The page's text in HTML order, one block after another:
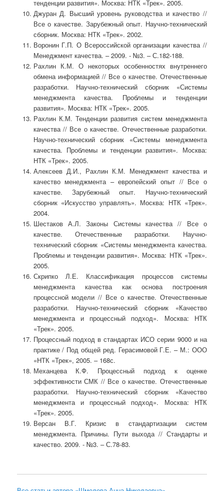
тенденции развития». Москва: НТК «Трек». 2005.
Джуран Д. Высший уровень руководства и качество //
Все о качестве. Зарубежный опыт. Научно-технический
сборник. Москва: НТК «Трек». 2002.
Воронин Г.П. О Всероссийской организации качества //
Менеджмент качества. – 2009. - №3. – С.182-188.
Рахлин К.М. О некоторых особенностях внутреннего
обмена информацией // Все о качестве. Отечественные
разработки. Научно-технический сборник «Системы
менеджмента качества. Проблемы и тенденции
развития». Москва: НТК «Трек». 2005.
Рахлин К.М. Тенденции развития систем менеджмента
качества // Все о качестве. Отечественные разработки.
Научно-технический сборник «Системы менеджмента
качества. Проблемы и тенденции развития». Москва:
НТК «Трек». 2005.
Алексеев Д.И., Рахлин К.М. Менеджмент качества и
качество менеджмента – европейский опыт // Все о
качестве. Зарубежный опыт. Научно-технический
сборник «Искусство управлять». Москва: НТК «Трек».
2004.
Шестаков А.Л. Законы Системы качества // Все о
качестве. Отечественные разработки. Научно-
технический сборник «Системы менеджмента качества.
Проблемы и тенденции развития». Москва: НТК «Трек».
2005.
Скрипко Л.Е. Классификация процессов системы
менеджмента качества как основа построения
процессной модели // Все о качестве. Отечественные
разработки. Научно-технический сборник «Качество
менеджмента и процессный подход». Москва: НТК
«Трек». 2005.
Процессный подход в стандартах ИСО серии 9000 и на
практике / Под общей ред. Герасимовой Г.Е. – М.: ООО
«НТК «Трек», 2005. – 168с.
Механцева К.Ф. Процессный подход к оценке
эффективности СМК // Все о качестве. Отечественные
разработки. Научно-технический сборник «Качество
менеджмента и процессный подход». Москва: НТК
«Трек». 2005.
Версан В.Г. Кризис в стандартизации систем
менеджмента. Причины. Пути выхода // Стандарты и
качество. 2009. - №3. – С.78-83.